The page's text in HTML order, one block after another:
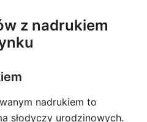
z nadrukiem
nadrukiem to
słodyczy urodzinowych.